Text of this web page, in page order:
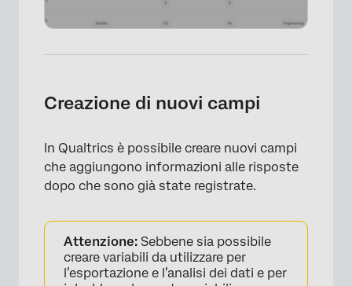
Creazione di nuovi campi
In Qualtrics è possibile creare nuovi campi
che aggiungono informazioni alle risposte
dopo che sono già state registrate.
Attenzione: Sebbene sia possibile
creare variabili da utilizzare per
l’esportazione e l’analisi dei dati e per